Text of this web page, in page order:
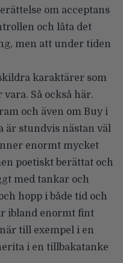
om acceptans
och låta det
men att under tiden
karaktärer som
Så också här.
och även om Buy i
är stundvis nästan väl
enormt mycket
poetiskt berättat och
med tankar och
hopp i både tid och
ibland enormt fint
till exempel i en
i en tillbakatanke